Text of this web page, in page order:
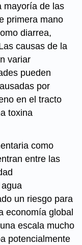
mayoría de las
primera mano
diarrea,
causas de la
variar
pueden
por
en el tracto
toxina
como
entre las
un riesgo para
economía global
escala mucho
potencialmente